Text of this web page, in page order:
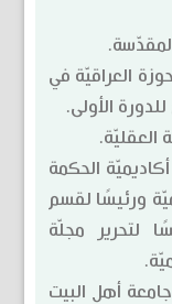
العراقيّة في
الأولى.
الحكمة
ورئيسًا لقسم
لتحرير مجلّة
أهل البيت